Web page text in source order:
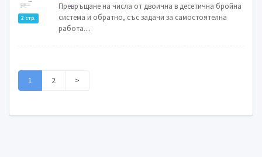
2 стр.
Превръщане на числа от двоична в десетична бройна
система и обратно, със задачи за самостоятелна
работа....
1 2 >